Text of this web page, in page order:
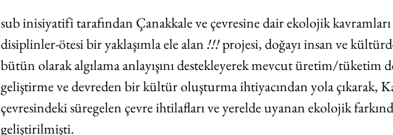
sub inisiyatifi tarafından Çanakkale ve çevresine dair ekolojik
disiplinler-ötesi bir yaklaşımla ele alan !!! projesi, doğayı insan ve
bütün olarak algılama anlayışını destekleyerek mevcut üretim/tüketim
geliştirme ve devreden bir kültür oluşturma ihtiyacından yola çıkarak,
çevresindeki süregelen çevre ihtilafları ve yerelde uyanan ekolojik
geliştirilmişti.